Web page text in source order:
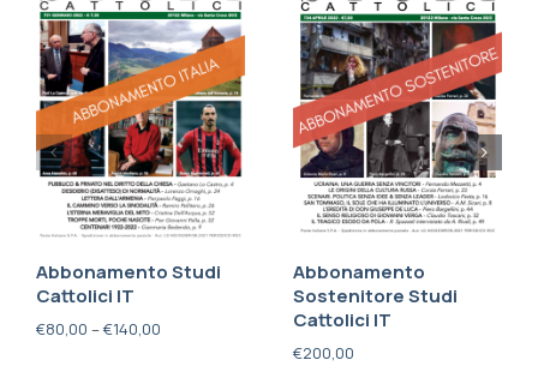
Abbonamento Studi
Cattolici IT
€80,00 –€140,00
Abbonamento
Sostenitore Studi
Cattolici IT
€200,00